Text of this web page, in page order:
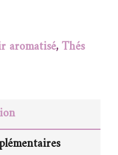
aromatisé,Thés